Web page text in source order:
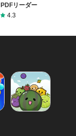
PDFリーダー
4.3